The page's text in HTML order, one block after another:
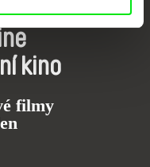
kino
filmy